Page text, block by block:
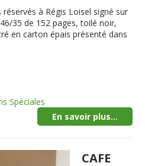
réservés à Régis Loisel signé sur
35 de 152 pages, toilé noir,
en carton épais présenté dans
Spéciales
En savoir plus...
CAFE